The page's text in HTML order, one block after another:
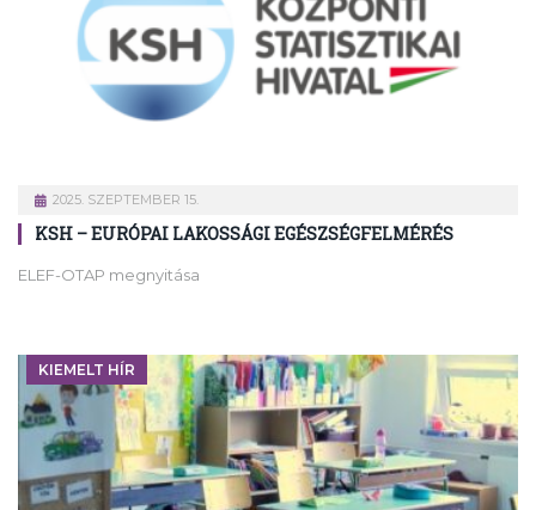
2025. SZEPTEMBER 15.
KSH – EURÓPAI LAKOSSÁGI EGÉSZSÉGFELMÉRÉS
ELEF-OTAP megnyitása
KIEMELT HÍR